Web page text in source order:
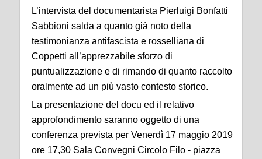
L’intervista del documentarista Pierluigi Bonfatti
Sabbioni salda a quanto già noto della
testimonianza antifascista e rosselliana di
Coppetti all’apprezzabile sforzo di
puntualizzazione e di rimando di quanto raccolto
oralmente ad un più vasto contesto storico.
La presentazione del docu ed il relativo
approfondimento saranno oggetto di una
conferenza prevista per Venerdì 17 maggio 2019
ore 17,30 Sala Convegni Circolo Filo - piazza